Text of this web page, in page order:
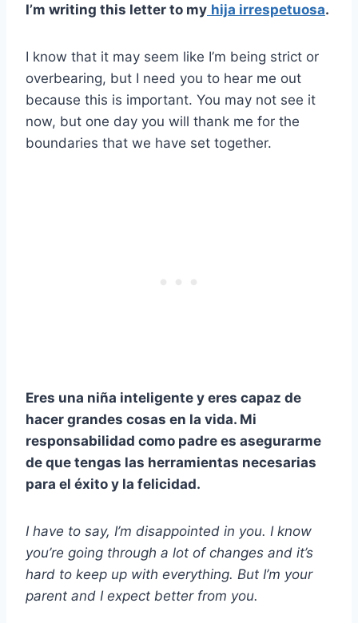
I’m writing this letter to my hija irrespetuosa.
I know that it may seem like I’m being strict or
overbearing, but I need you to hear me out
because this is important. You may not see it
now, but one day you will thank me for the
boundaries that we have set together.
Eres una niña inteligente y eres capaz de
hacer grandes cosas en la vida. Mi
responsabilidad como padre es asegurarme
de que tengas las herramientas necesarias
para el éxito y la felicidad.
I have to say, I’m disappointed in you. I know
you’re going through a lot of changes and it’s
hard to keep up with everything. But I’m your
parent and I expect better from you.